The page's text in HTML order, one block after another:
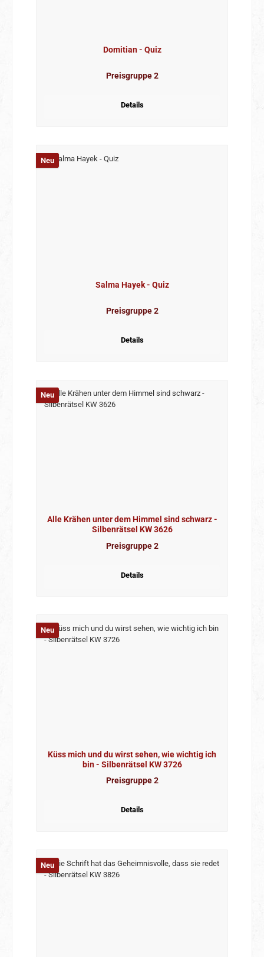
Domitian - Quiz
Preisgruppe 2
Details
Neu
Salma Hayek - Quiz
Preisgruppe 2
Details
Neu
Alle Krähen unter dem Himmel sind schwarz -
Silbenrätsel KW 3626
Preisgruppe 2
Details
Neu
Küss mich und du wirst sehen, wie wichtig ich
bin - Silbenrätsel KW 3726
Preisgruppe 2
Details
Neu